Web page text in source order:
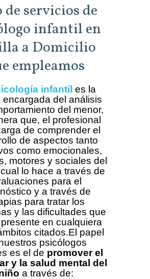
de servicios de
infantil en
a Domicilio
empleamos
infantil es la
encargada del análisis
del menor,
que, el profesional
de comprender el
de aspectos tanto
como emocionales,
motores y sociales del
lo hace a través de
para el
y a través de
para tratar los
y las dificultades que
en cualquiera
citados.El papel
psicólogos
es el de promover el
y la salud mental del
a través de: